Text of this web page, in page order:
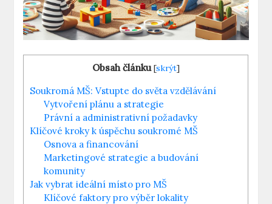
Obsah článku [skrýt]
Soukromá MŠ: Vstupte do světa vzdělávání
Vytvoření plánu a strategie
Právní a administrativní požadavky
Klíčové kroky k úspěchu soukromé MŠ
Osnova a financování
Marketingové strategie a budování
komunity
Jak vybrat ideální místo pro MŠ
Klíčové faktory pro výběr lokality